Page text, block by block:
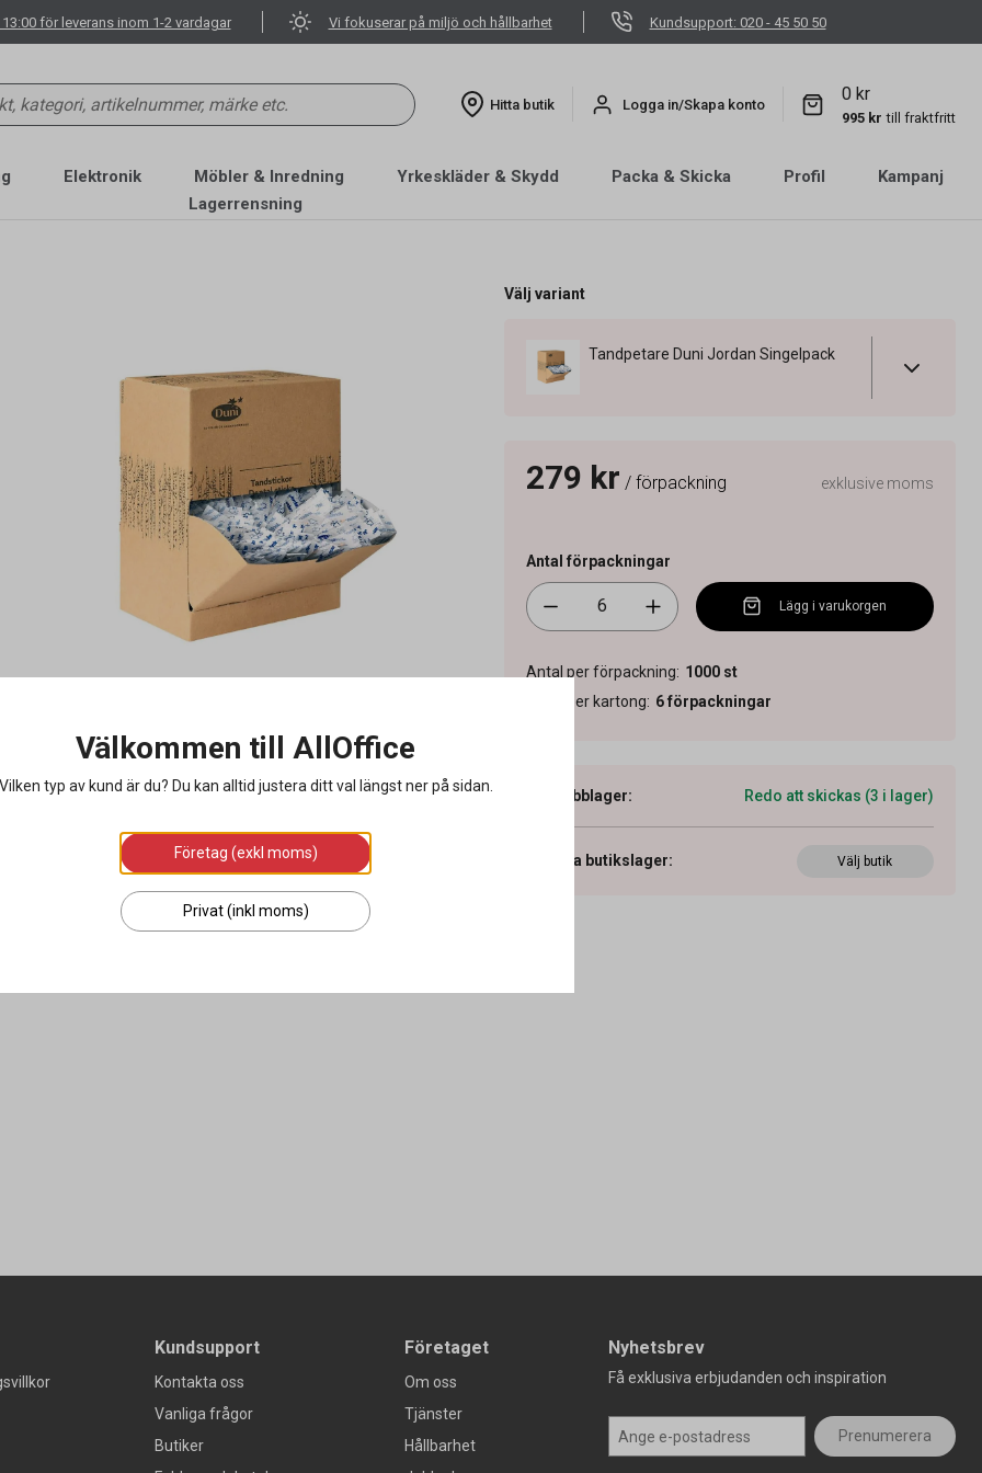
för leverans inom 1-2 vardagar Vi fokuserar på miljö och hållbarhet Kundsupport: 020 - 45 50 50
Hitta butik Logga in/Skapa konto
0 kr
995 kr till fraktfritt
Elektronik Möbler & Inredning Yrkeskläder & Skydd Packa & Skicka Profil
Kampanj
Lagerrensning
Välj variant
Tandpetare Duni Jordan Singelpack
279 kr / förpackning exklusive moms
Antal förpackningar
Lägg i varukorgen
Antal per förpackning: 1000 st
Antal per kartong: 6förpackningar
Webblager: Redo att skickas (3 i lager)
Visa butikslager: Välj butik
Kundsupport
Kontakta oss
Vanliga frågor
Butiker
Företaget
Om oss
Tjänster
Hållbarhet
Nyhetsbrev
Få exklusiva erbjudanden och inspiration
Prenumerera
Välkommen till AllOffice
Vilken typ av kund är du? Du kan alltid justera ditt val längst ner på sidan.
Företag (exkl moms)
Privat (inkl moms)